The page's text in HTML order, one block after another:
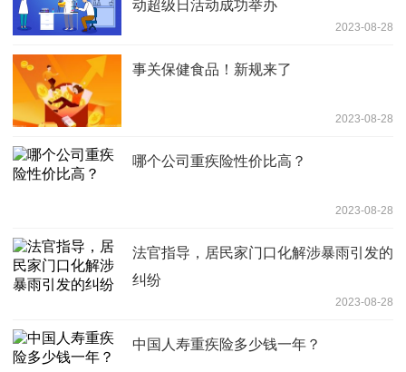
动超级日活动成功举办
2023-08-28
事关保健食品！新规来了
2023-08-28
哪个公司重疾险性价比高？
2023-08-28
法官指导，居民家门口化解涉暴雨引发的
纠纷
2023-08-28
中国人寿重疾险多少钱一年？